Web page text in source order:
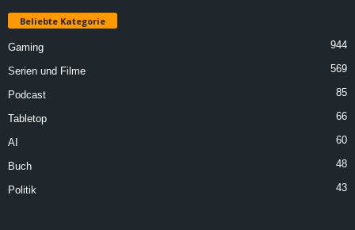
Beliebte Kategorie
Gaming 944
Serien und Filme 569
Podcast 85
Tabletop 66
AI 60
Buch 48
Politik 43